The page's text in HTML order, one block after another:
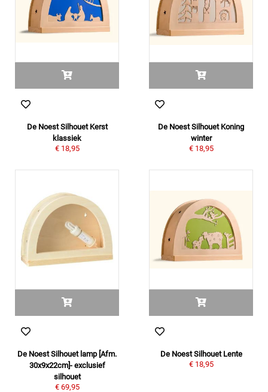
De Noest Silhouet Kerst
klassiek
€ 18,95
De Noest Silhouet Koning
winter
€ 18,95
De Noest Silhouet lamp [Afm.
30x9x22cm]- exclusief
silhouet
€ 69,95
De Noest Silhouet Lente
€ 18,95